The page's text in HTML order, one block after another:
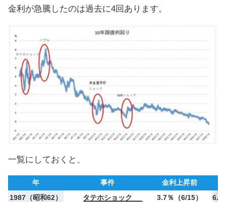
金利が急騰したのは過去に4回あります。
一覧にしておくと、
年 事件 金利上昇前
1987（昭和62）
タテホショック 3.7％（6/15）